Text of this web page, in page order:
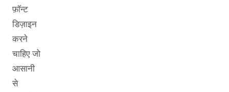
फ़ॉन्ट
डिज़ाइन
करने
चाहिए जो
आसानी
से